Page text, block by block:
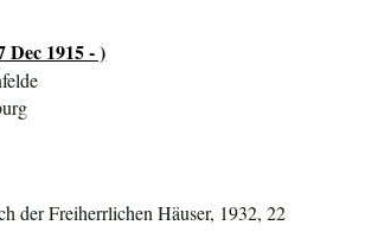
1915 - )
der Freiherrlichen Häuser, 1932, 22